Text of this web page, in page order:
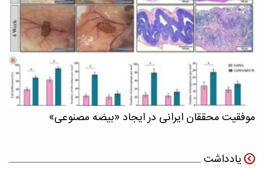
موفقیت محققان ایرانی در ایجاد «بیضه مصنوعی»
یادداشت